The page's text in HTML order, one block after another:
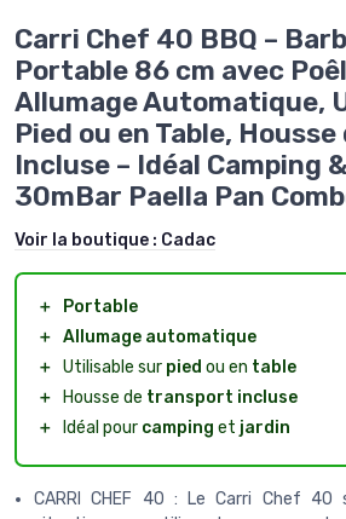
Carri Chef 40 BBQ –
Portable 86 cm avec
Allumage Automatique,
Pied ou en Table,
Incluse – Idéal Camping
30mBar Paella Pan
Voir la boutique : Cadac
＋
Portable
＋ Allumage automatique
＋ Utilisable sur pied ou en table
＋
Housse de transport incluse
＋
Idéal pour camping et jardin
CARRI CHEF 40 : Le Carri Chef